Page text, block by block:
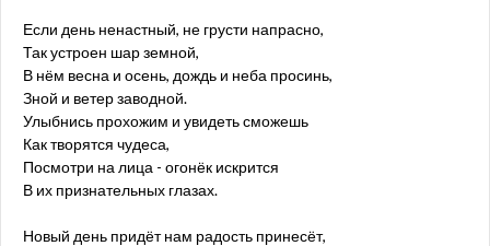
Если день ненастный, не грусти напрасно,
Так устроен шар земной,
В нём весна и осень, дождь и неба просинь,
Зной и ветер заводной.
Улыбнись прохожим и увидеть сможешь
Как творятся чудеса,
Посмотри на лица - огонёк искрится
В их признательных глазах.
Новый день придёт нам радость принесёт,